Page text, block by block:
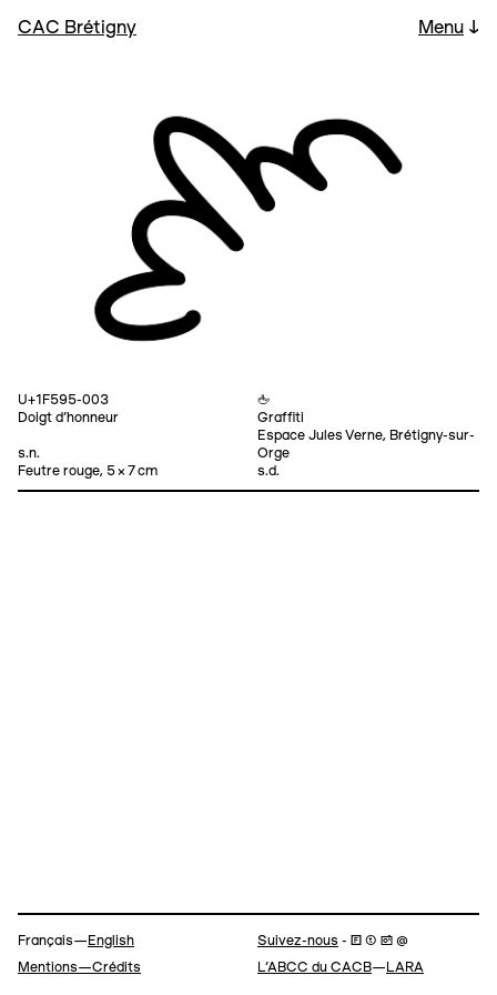
CAC Brétigny Menu ↓
U+1F595-003
Doigt d'honneur
🖕
Graffiti
s.n.
Feutre rouge, 5 × 7 cm
Espace Jules Verne, Brétigny-sur-
Orge
s.d.
Navigation
Français— English Suivez-nous - 🄵 ⓣ 📷 @
Mentions—Crédits L’ABCC du CACB— LARA